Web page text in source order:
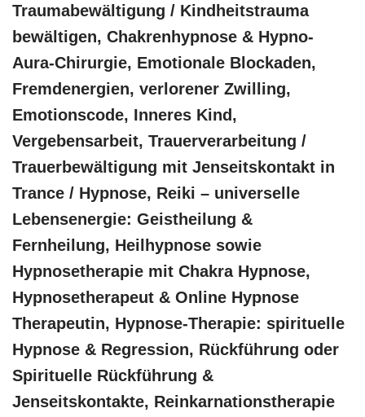
Traumabewältigung / Kindheitstrauma
bewältigen, Chakrenhypnose & Hypno-
Aura-Chirurgie, Emotionale Blockaden,
Fremdenergien, verlorener Zwilling,
Emotionscode, Inneres Kind,
Vergebensarbeit, Trauerverarbeitung /
Trauerbewältigung mit Jenseitskontakt in
Trance / Hypnose, Reiki – universelle
Lebensenergie: Geistheilung &
Fernheilung, Heilhypnose sowie
Hypnosetherapie mit Chakra Hypnose,
Hypnosetherapeut & Online Hypnose
Therapeutin, Hypnose-Therapie: spirituelle
Hypnose & Regression, Rückführung oder
Spirituelle Rückführung &
Jenseitskontakte, Reinkarnationstherapie